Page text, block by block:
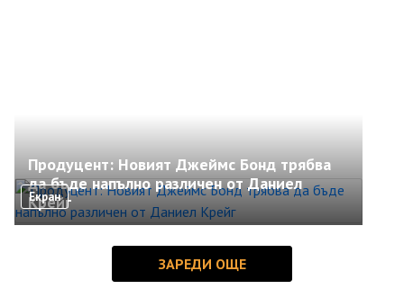
Екран
Продуцент: Новият Джеймс Бонд трябва
да бъде напълно различен от Даниел
Крейг